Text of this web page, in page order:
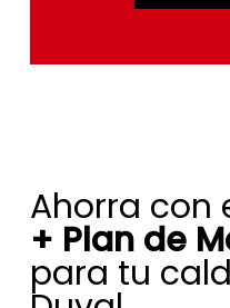
+ Plan de
para tu
Duval.